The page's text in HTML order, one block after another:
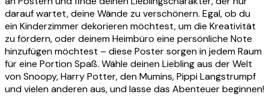
darauf wartet, deine Wände zu verschönern. Egal, ob du
ein Kinderzimmer dekorieren möchtest, um die Kreativität
zu fördern, oder deinem Heimbüro eine persönliche Note
hinzufügen möchtest – diese Poster sorgen in jedem Raum
für eine Portion Spaß. Wähle deinen Liebling aus der Welt
von Snoopy, Harry Potter, den Mumins, Pippi Langstrumpf
und vielen anderen aus, und lasse das Abenteuer beginnen!